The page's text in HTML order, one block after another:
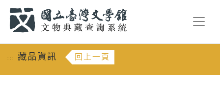
::: 藏品資訊 回上一頁